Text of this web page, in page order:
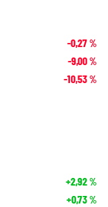
-0,27%
-9,00%
-10,53%
+2,92%
+0,73%